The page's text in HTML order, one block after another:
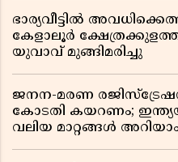
ഭാര്യവീട്ടിൽ
കേളാലൂർ
യുവാവ് മുങ്ങിമരിച്ചു
ജനന-മരണ
കോടതി കയറണം;
വലിയ മാറ്റങ്ങൾ